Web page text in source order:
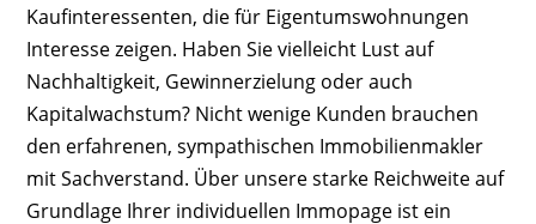
Kaufinteressenten, die für Eigentumswohnungen
Interesse zeigen. Haben Sie vielleicht Lust auf
Nachhaltigkeit, Gewinnerzielung oder auch
Kapitalwachstum? Nicht wenige Kunden brauchen
den erfahrenen, sympathischen Immobilienmakler
mit Sachverstand. Über unsere starke Reichweite auf
Grundlage Ihrer individuellen Immopage ist ein